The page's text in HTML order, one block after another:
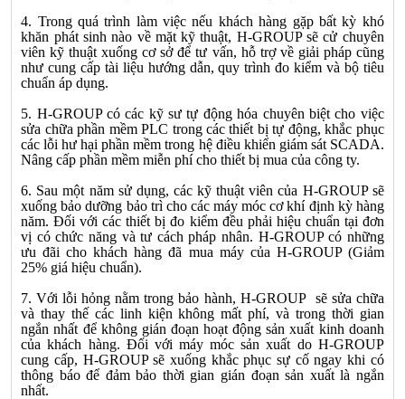
4. Trong quá trình làm việc nếu khách hàng gặp bất kỳ khó
khăn phát sinh nào về mặt kỹ thuật, H-GROUP sẽ cử chuyên
viên kỹ thuật xuống cơ sở để tư vấn, hỗ trợ về giải pháp cũng
như cung cấp tài liệu hướng dẫn, quy trình đo kiểm và bộ tiêu
chuẩn áp dụng.
5. H-GROUP có các kỹ sư tự động hóa chuyên biệt cho việc
sửa chữa phần mềm PLC trong các thiết bị tự động, khắc phục
các lỗi hư hại phần mềm trong hệ điều khiển giám sát SCADA.
Nâng cấp phần mềm miễn phí cho thiết bị mua của công ty.
6. Sau một năm sử dụng, các kỹ thuật viên của H-GROUP sẽ
xuống bảo dưỡng bảo trì cho các máy móc cơ khí định kỳ hàng
năm. Đối với các thiết bị đo kiểm đều phải hiệu chuẩn tại đơn
vị có chức năng và tư cách pháp nhân. H-GROUP có những
ưu đãi cho khách hàng đã mua máy của H-GROUP (Giảm
25% giá hiệu chuẩn).
7. Với lỗi hỏng nằm trong bảo hành, H-GROUP sẽ sửa chữa
và thay thế các linh kiện không mất phí, và trong thời gian
ngắn nhất để không gián đoạn hoạt động sản xuất kinh doanh
của khách hàng. Đối với máy móc sản xuất do H-GROUP
cung cấp, H-GROUP sẽ xuống khắc phục sự cố ngay khi có
thông báo để đảm bảo thời gian gián đoạn sản xuất là ngắn
nhất.